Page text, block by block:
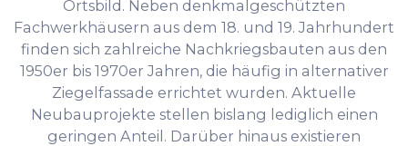
Ortsbild. Neben denkmalgeschützten
Fachwerkhäusern aus dem 18. und 19. Jahrhundert
finden sich zahlreiche Nachkriegsbauten aus den
1950er bis 1970er Jahren, die häufig in alternativer
Ziegelfassade errichtet wurden. Aktuelle
Neubauprojekte stellen bislang lediglich einen
geringen Anteil. Darüber hinaus existieren